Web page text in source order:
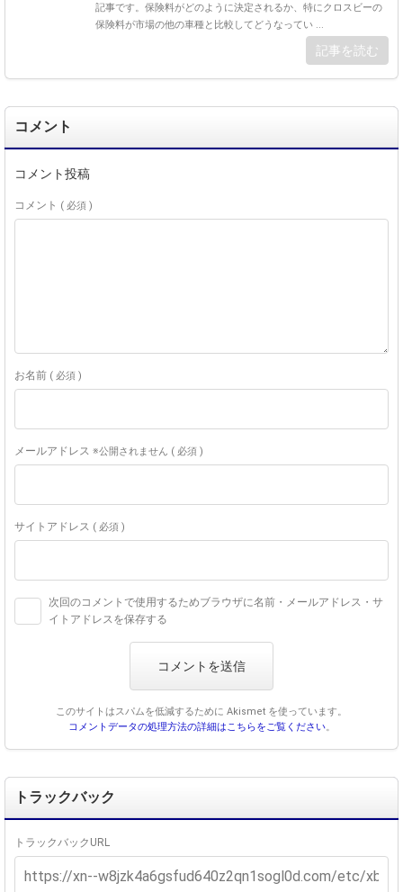
記事です。保険料がどのように決定されるか、特にクロスビーの
保険料が市場の他の車種と比較してどうなってい ...
記事を読む
コメント
コメント投稿
コメント ( 必須 )
お名前 ( 必須 )
メールアドレス ※公開されません ( 必須 )
サイトアドレス ( 必須 )
次回のコメントで使用するためブラウザに名前・メールアドレス・サ
イトアドレスを保存する
このサイトはスパムを低減するために Akismet を使っています。
コメントデータの処理方法の詳細はこちらをご覧ください。
トラックバック
トラックバックURL